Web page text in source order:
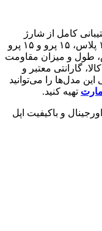
کامل از شارژ
سریع PD و سازگاری ۱۰۰٪ با آیفون ۱۵، ۱۵ پلاس، ۱۵ پرو و ۱۵ پرو
و میزان مقاومت
معتبر و
را می‌توانید
تهیه کنید.
و باکیفیت اپل